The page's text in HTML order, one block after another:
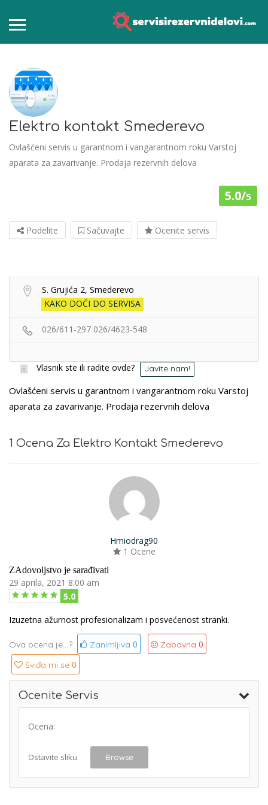
Elektro kontakt Smederevo
Ovlašćeni servis u garantnom i vangarantnom roku Varstoj
aparata za zavarivanje. Prodaja rezervnih delova
5.0/5
Podelite Sačuvajte Ocenite servis
S. Grujića 2, Smederevo
KAKO DOĆI DO SERVISA
026/611-297 026/4623-548
Vlasnik ste ili radite ovde? Javite nam!
Ovlašćeni servis u garantnom i vangarantnom roku Varstoj
aparata za zavarivanje. Prodaja rezervnih delova
1 Ocena Za Elektro Kontakt Smederevo
Hmiodrag90
1 Ocene
ZAdovoljstvo je sarađivati
29 aprila, 2021 8:00 am
5.0
Izuzetna ažurnost profesionalizam i posvećenost stranki.
Ova ocena je...? Zanimljiva 0 Zabavna 0
Sviđa mi se 0
Ocenite Servis
Ocena:
Ostavite sliku Browse